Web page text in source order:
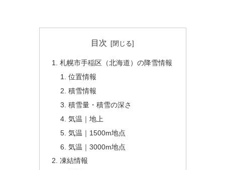
目次
札幌市手稲区（北海道）の降雪情報
位置情報
積雪情報
積雪量・積雪の深さ
気温｜地上
気温｜1500m地点
気温｜3000m地点
凍結情報